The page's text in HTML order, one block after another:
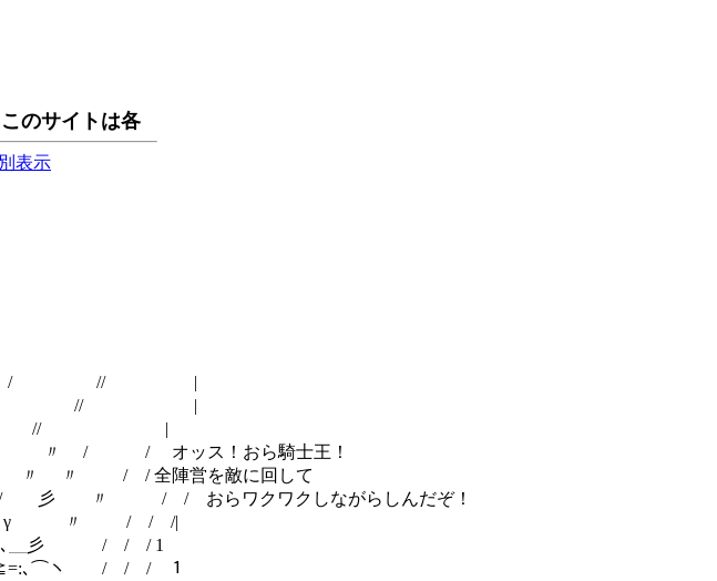
表示
|
|
// |
ら騎士王！
敵に回して
ながらしんだぞ！
/ / /|
/ / 1
/ / １